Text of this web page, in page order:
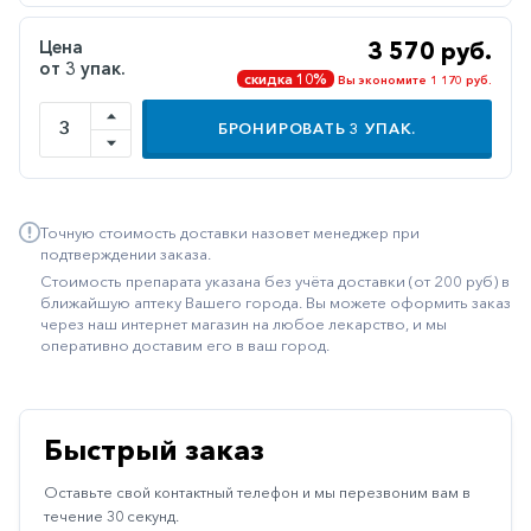
Климактерические
Метаболизм
Минеральный
обмен
средства
Неврологические
Остеопороз
Паркинсон
Противоаллергические
Противовирусные
Цена
от 3 упак.
3 570 руб.
скидка 10% Вы экономите 1 170 руб.
БРОНИРОВАТЬ3 УПАК.
Точную стоимость доставки назовет менеджер при
подтверждении заказа.
Стоимость препарата указана без учёта доставки (от 200 руб) в
ближайшую аптеку Вашего города. Вы можете оформить заказ
через наш интернет магазин на любое лекарство, и мы
оперативно доставим его в ваш город.
Быстрый заказ
Оставьте свой контактный телефон и мы перезвоним вам в
течение 30 секунд.